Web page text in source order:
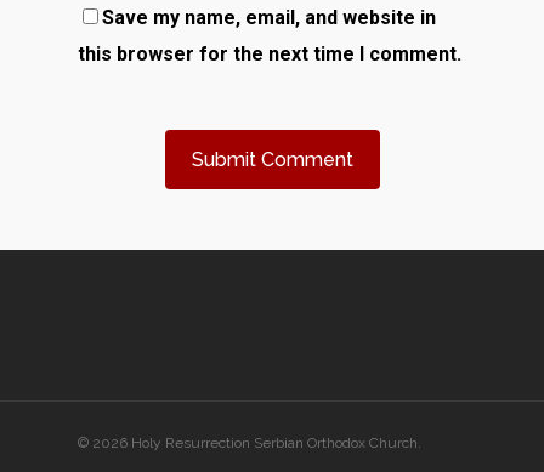
Save my name, email, and website in
this browser for the next time I comment.
© 2026 Holy Resurrection Serbian Orthodox Church.